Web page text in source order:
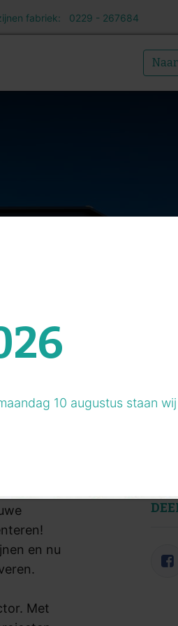
fabriek: 0229 - 267684
en nu
Met
10 augustus staan